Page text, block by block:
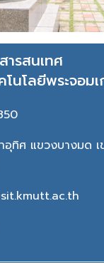
ารสนเทศ
นโลยีพระจอม
อุทิศ แขวงบางมด